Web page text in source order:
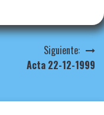
Siguiente:
Acta 22-12-1999